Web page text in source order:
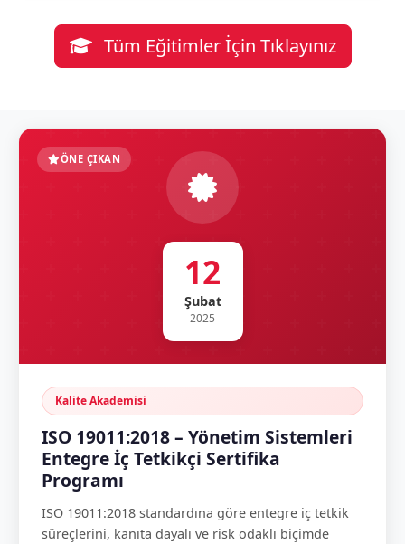
Tüm Eğitimler İçin Tıklayınız
ÖNE ÇIKAN
12
Şubat
2025
Kalite Akademisi
ISO 19011:2018 – Yönetim Sistemleri
Entegre İç Tetkikçi Sertifika
Programı
ISO 19011:2018 standardına göre entegre iç tetkik
süreçlerini, kanıta dayalı ve risk odaklı biçimde